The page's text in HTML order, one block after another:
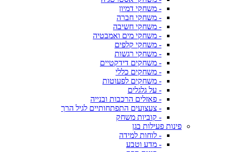
- משחקי דמיון
- משחקי חברה
- משחקי חשיבה
- משחקי מים ואמבטיה
- משחקי קלפים
- משחקי רגשות
- משחקים דידקטיים
- משחקים כללי
- משחקים לפעוטות
- על גלגלים
- פאזלים הרכבות ובנייה
- צעצועים התפתחותיים לגיל הרך
- קוביות משחק
פינות פעילות בגן
- לוחות למידה
- מדע וטבע